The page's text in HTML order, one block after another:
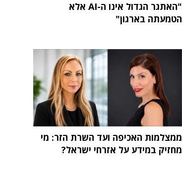
"האתגר הגדול אינו ה-AI אלא
הטמעתה בארגון"
ממצלמות האכיפה ועד השרת הזר: מי
מחזיק במידע על אזרחי ישראל?